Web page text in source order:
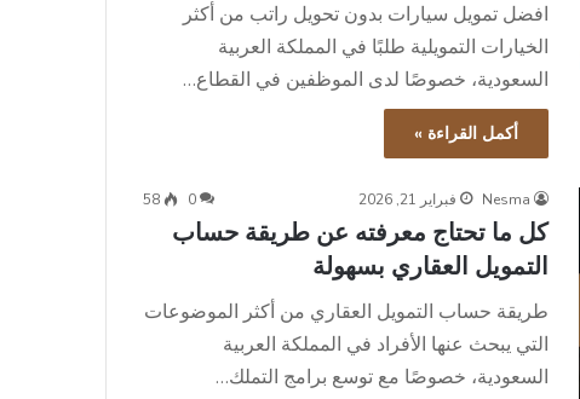
افضل تمويل سيارات بدون تحويل راتب من أكثر
الخيارات التمويلية طلبًا في المملكة العربية
السعودية، خصوصًا لدى الموظفين في القطاع…
أكمل القراءة »
Nesma فبراير 21, 2026 0
58
كل ما تحتاج معرفته عن طريقة حساب
التمويل العقاري بسهولة
طريقة حساب التمويل العقاري من أكثر الموضوعات
التي يبحث عنها الأفراد في المملكة العربية
السعودية، خصوصًا مع توسع برامج التملك…